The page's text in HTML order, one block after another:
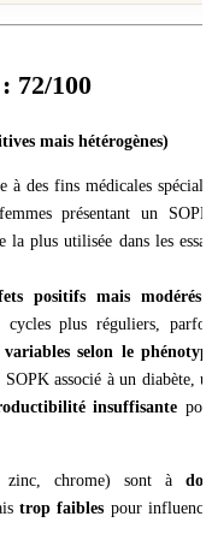
72/100
mais hétérogènes)
des fins médicales
présentant un
la plus utilisée dans les
positifs mais modérés
plus réguliers,
variables selon le
associé à un diabète,
insuffisante
zinc, chrome) sont à
trop faibles pour